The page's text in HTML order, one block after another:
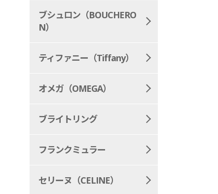
ブシュロン（BOUCHERO
N）
ティファニー（Tiffany）
オメガ（OMEGA）
ブライトリング
フランクミュラー
セリーヌ（CELINE）